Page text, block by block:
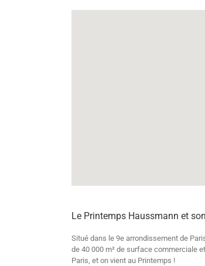
Le Printemps Haussmann et
Situé dans le 9e arrondissement de
de 40 000 m² de surface commerciale
Paris, et on vient au Printemps !